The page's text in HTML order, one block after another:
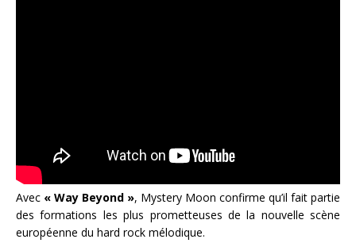
Avec « Way Beyond », Mystery Moon confirme qu’il fait partie
des formations les plus prometteuses de la nouvelle scène
européenne du hard rock mélodique.